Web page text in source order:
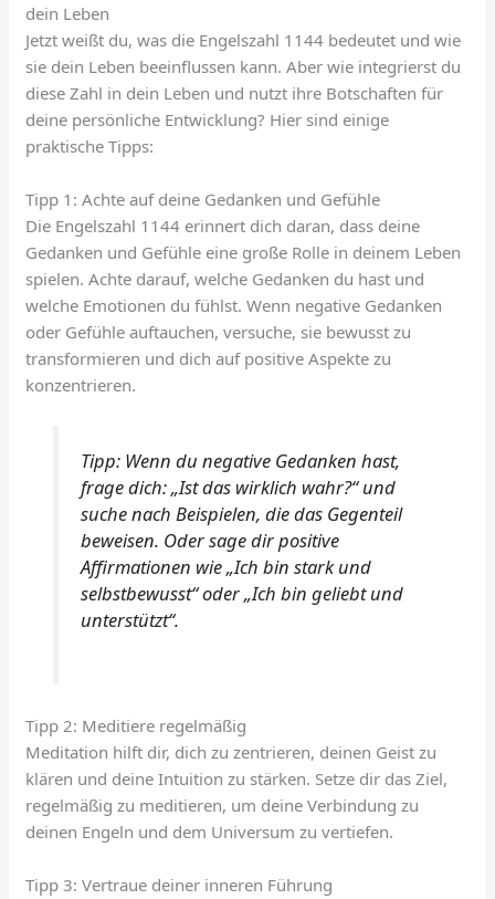
dein Leben
Jetzt weißt du, was die Engelszahl 1144 bedeutet und wie
sie dein Leben beeinflussen kann. Aber wie integrierst du
diese Zahl in dein Leben und nutzt ihre Botschaften für
deine persönliche Entwicklung? Hier sind einige
praktische Tipps:
Tipp 1: Achte auf deine Gedanken und Gefühle
Die Engelszahl 1144 erinnert dich daran, dass deine
Gedanken und Gefühle eine große Rolle in deinem Leben
spielen. Achte darauf, welche Gedanken du hast und
welche Emotionen du fühlst. Wenn negative Gedanken
oder Gefühle auftauchen, versuche, sie bewusst zu
transformieren und dich auf positive Aspekte zu
konzentrieren.
Tipp:Wenn du negative Gedanken hast,
frage dich: „Ist das wirklich wahr?“ und
suche nach Beispielen, die das Gegenteil
beweisen. Oder sage dir positive
Affirmationen wie „Ich bin stark und
selbstbewusst“ oder „Ich bin geliebt und
unterstützt“.
Tipp 2: Meditiere regelmäßig
Meditation hilft dir, dich zu zentrieren, deinen Geist zu
klären und deine Intuition zu stärken. Setze dir das Ziel,
regelmäßig zu meditieren, um deine Verbindung zu
deinen Engeln und dem Universum zu vertiefen.
Tipp 3: Vertraue deiner inneren Führung